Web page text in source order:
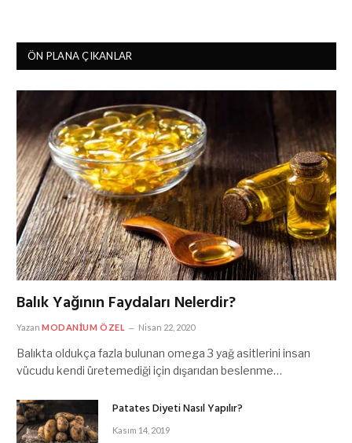
ÖN PLANA ÇIKANLAR
Balık Yağının Faydaları Nelerdir?
Yazan MODANIUM ÖZEL Nisan 22, 2020
Balıkta oldukça fazla bulunan omega 3 yağ asitlerini insan
vücudu kendi üretemediği için dışarıdan beslenme…
Patates Diyeti Nasıl Yapılır?
Kasım 14, 2019